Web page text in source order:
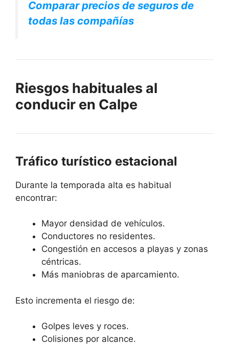
Comparar precios de seguros de
todas las compañías
Riesgos habituales al
conducir en Calpe
Tráfico turístico estacional
Durante la temporada alta es habitual
encontrar:
Mayor densidad de vehículos.
Conductores no residentes.
Congestión en accesos a playas y zonas
céntricas.
Más maniobras de aparcamiento.
Esto incrementa el riesgo de:
Golpes leves y roces.
Colisiones por alcance.